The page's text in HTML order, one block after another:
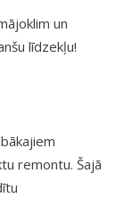
un
līdzekļu!
remontu. Šajā